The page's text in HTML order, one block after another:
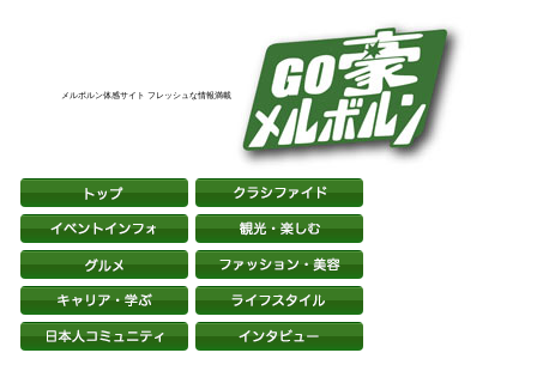
メルボルン体感サイト フレッシュな情報満載